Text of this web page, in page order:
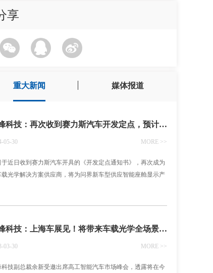
享
重大新闻 媒体报道
光峰科技：再次收到赛力斯汽车开发定点，预计2025年内量产供货
05-30 MORE >>
于近日收到赛力斯汽车开具的《开发定点通知书》，再次成为
载光学解决方案供应商，将为问界新车型供应智能座舱显示产
光峰科技：上海车展见！将带来车载光学全场景展车
03-30 MORE >>
科技副总裁余新受邀出席高工智能汽车市场峰会，透露将在今